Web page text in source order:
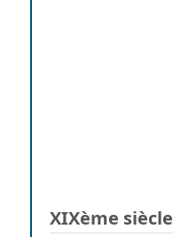
XIXème siècle